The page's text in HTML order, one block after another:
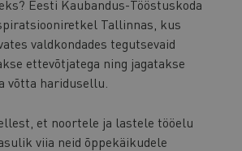
Eesti Kaubandus-Tööstuskoda
Tallinnas, kus
valdkondades tegutsevaid
ettevõtjatega ning jagatakse
võtta haridusellu.
et noortele ja lastele tööelu
viia neid õppekäikudele